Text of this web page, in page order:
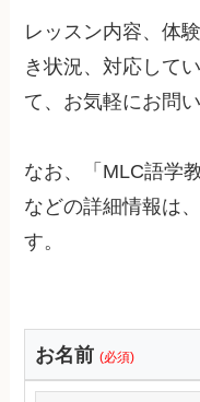
レッスン内容、体
き状況、対応して
て、お気軽にお問
なお、「MLC語学
などの詳細情報は
す。
お名前 (必須)